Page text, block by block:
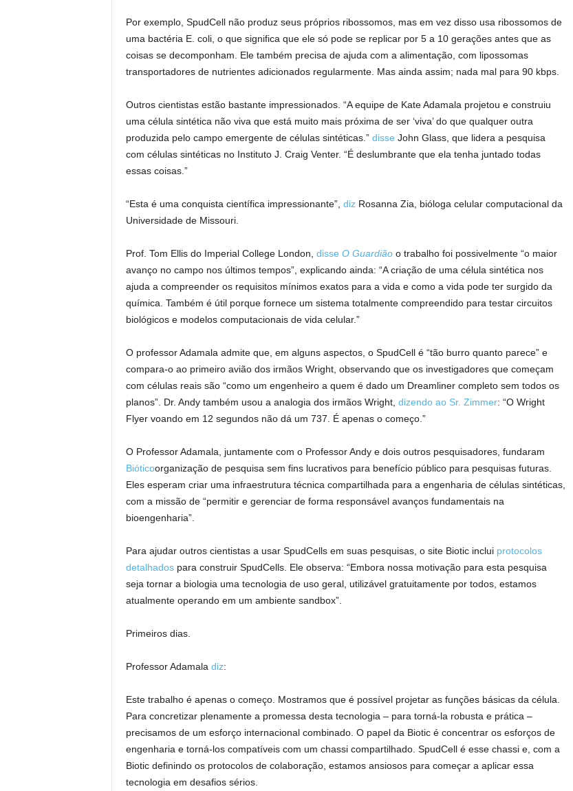
Por exemplo, SpudCell não produz seus próprios ribossomos, mas em vez disso usa ribossomos de
uma bactéria E. coli, o que significa que ele só pode se replicar por 5 a 10 gerações antes que as
coisas se decomponham. Ele também precisa de ajuda com a alimentação, com lipossomas
transportadores de nutrientes adicionados regularmente. Mas ainda assim; nada mal para 90 kbps.
Outros cientistas estão bastante impressionados. “A equipe de Kate Adamala projetou e construiu
uma célula sintética não viva que está muito mais próxima de ser ‘viva’ do que qualquer outra
produzida pelo campo emergente de células sintéticas.” disse John Glass, que lidera a pesquisa
com células sintéticas no Instituto J. Craig Venter. “É deslumbrante que ela tenha juntado todas
essas coisas.”
“Esta é uma conquista científica impressionante”, dizRosanna Zia, bióloga celular computacional da
Universidade de Missouri.
Prof. Tom Ellis do Imperial College London, disse O Guardiãoo trabalho foi possivelmente “o maior
avanço no campo nos últimos tempos”, explicando ainda: “A criação de uma célula sintética nos
ajuda a compreender os requisitos mínimos exatos para a vida e como a vida pode ter surgido da
química. Também é útil porque fornece um sistema totalmente compreendido para testar circuitos
biológicos e modelos computacionais de vida celular.”
O professor Adamala admite que, em alguns aspectos, o SpudCell é “tão burro quanto parece” e
compara-o ao primeiro avião dos irmãos Wright, observando que os investigadores que começam
com células reais são “como um engenheiro a quem é dado um Dreamliner completo sem todos os
planos”. Dr. Andy também usou a analogia dos irmãos Wright, dizendo ao Sr. Zimmer: “O Wright
Flyer voando em 12 segundos não dá um 737. É apenas o começo.”
O Professor Adamala, juntamente com o Professor Andy e dois outros pesquisadores, fundaram
Bióticoorganização de pesquisa sem fins lucrativos para benefício público para pesquisas futuras.
Eles esperam criar uma infraestrutura técnica compartilhada para a engenharia de células sintéticas,
com a missão de “permitir e gerenciar de forma responsável avanços fundamentais na
bioengenharia”.
Para ajudar outros cientistas a usar SpudCells em suas pesquisas, o site Biotic inclui protocolos
detalhadospara construir SpudCells. Ele observa: “Embora nossa motivação para esta pesquisa
seja tornar a biologia uma tecnologia de uso geral, utilizável gratuitamente por todos, estamos
atualmente operando em um ambiente sandbox”.
Primeiros dias.
Professor Adamala diz:
Este trabalho é apenas o começo. Mostramos que é possível projetar as funções básicas da célula.
Para concretizar plenamente a promessa desta tecnologia – para torná-la robusta e prática –
precisamos de um esforço internacional combinado. O papel da Biotic é concentrar os esforços de
engenharia e torná-los compatíveis com um chassi compartilhado. SpudCell é esse chassi e, com a
Biotic definindo os protocolos de colaboração, estamos ansiosos para começar a aplicar essa
tecnologia em desafios sérios.